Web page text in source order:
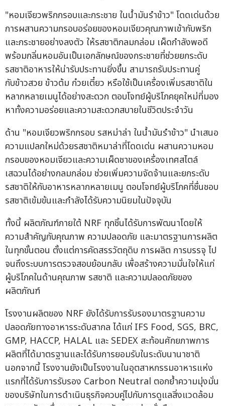
"หอมเจียวพริกกรอบและกระชาย ในน้ำมันรำข้าว" โดดเด่นด้วย
การผสานความกรอบอร่อยของหอมเจียวคุณภาพเข้ากับพริก
และกระชายอย่างลงตัว ให้รสชาติกลมกล่อม เผ็ดกำลังพอดี
พร้อมกลิ่นหอมอันเป็นเอกลักษณ์ของกระชายที่ช่วยยกระดับ
รสชาติอาหารให้น่ารับประทานยิ่งขึ้น สามารถรับประทานคู่
กับข้าวสวย ข้าวต้ม ก๋วยเตี๋ยว หรือใช้เป็นเครื่องเพิ่มรสชาติใน
หลากหลายเมนูได้อย่างสะดวก ตอบโจทย์ผู้บริโภคยุคใหม่ที่มอง
หาทั้งความอร่อยและความสะดวกสบายในชีวิตประจำวัน
ด้าน "หอมเจียวพริกกรอบ รสหม่าล่า ในน้ำมันรำข้าว" นำเสนอ
ความแปลกใหม่ด้วยรสชาติหมาล่าที่โดดเด่น ผสานความหอม
กรอบของหอมเจียวและความเผ็ดชาของเครื่องเทศสไตล์
เสฉวนได้อย่างกลมกล่อม ช่วยเพิ่มความจัดจ้านและยกระดับ
รสชาติให้กับอาหารหลากหลายเมนู ตอบโจทย์ผู้บริโภคที่ชื่นชอบ
รสชาติเข้มข้นและกำลังได้รับความนิยมในปัจจุบัน
ทั้งนี้ ผลิตภัณฑ์ภายใต้ NRF ทุกชิ้นได้รับการพัฒนาโดยให้
ความสำคัญกับคุณภาพ ความปลอดภัย และมาตรฐานการผลิต
ในทุกขั้นตอน ตั้งแต่การคัดสรรวัตถุดิบ การผลิต การบรรจุ ไป
จนถึงระบบการตรวจสอบย้อนกลับ เพื่อสร้างความมั่นใจให้แก่
ผู้บริโภคในด้านคุณภาพ รสชาติ และความปลอดภัยของ
ผลิตภัณฑ์
โรงงานผลิตของ NRF ยังได้รับการรับรองมาตรฐานความ
ปลอดภัยทางอาหารระดับสากล ได้แก่ IFS Food, SGS, BRC,
GMP, HACCP, HALAL และ SEDEX สะท้อนศักยภาพการ
ผลิตที่ได้มาตรฐานและได้รับการยอมรับในระดับนานาชาติ
นอกจากนี้ โรงงานยังเป็นโรงงานในอุตสาหกรรมอาหารแห่ง
แรกที่ได้รับการรับรอง Carbon Neutral ตอกย้ำความมุ่งมั่น
ของบริษัทในการดำเนินธุรกิจควบคู่ไปกับการดูแลสิ่งแวดล้อม